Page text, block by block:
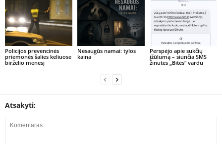
Policijos prevencinės
priemonės šalies keliuose
birželio mėnesį
Nesaugūs namai: tylos
kaina
Perspėjo apie sukčių
įžūlumą – siunčia SMS
žinutes „Bitės“ vardu
Atsakyti: